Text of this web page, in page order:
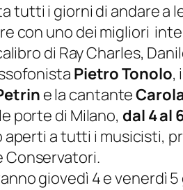
tutti i giorni di andare a
con uno dei migliori
di Ray Charles,
Pietro Tonolo,
e la cantante
porte di Milano, dal 4 al
aperti a tutti i musicisti,
Conservatori.
giovedì 4 e venerdì 5